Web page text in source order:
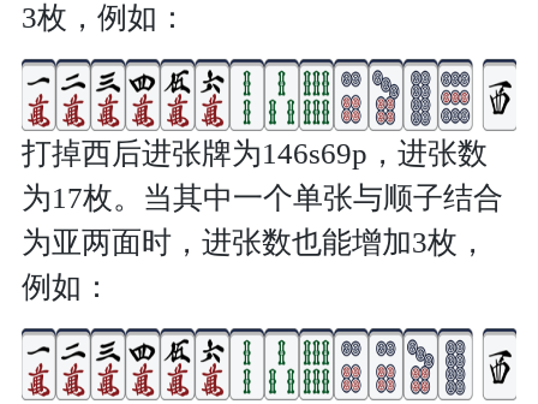
3枚，例如：
打掉西后进张牌为146s69p，进张数
为17枚。当其中一个单张与顺子结合
为亚两面时，进张数也能增加3枚，
例如：